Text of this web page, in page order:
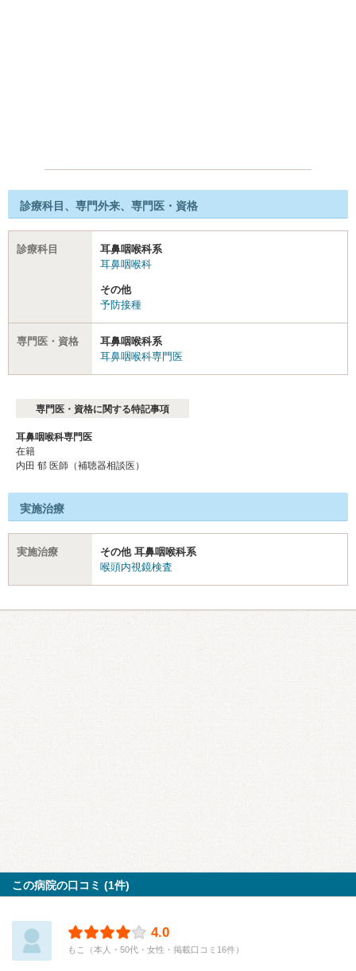
診療科目、専門外来、専門医・資格
診療科目
耳鼻咽喉科系
耳鼻咽喉科
その他
予防接種
専門医・資格
耳鼻咽喉科系
耳鼻咽喉科専門医
専門医・資格に関する特記事項
耳鼻咽喉科専門医
在籍
内田 郁 医師（補聴器相談医）
実施治療
実施治療
その他 耳鼻咽喉科系
喉頭内視鏡検査
この病院の口コミ (1件)
4.0
もこ（本人・50代・女性・掲載口コミ16件）